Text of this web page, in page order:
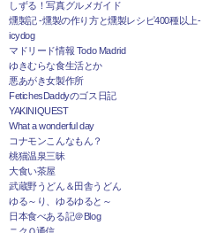
しずる！写真グルメガイド
燻製記 -燻製の作り方と燻製レシピ400種以上-
icydog
マドリード情報 Todo Madrid
ゆきむらな食生活とか
悪あがき女製作所
FetichesDaddyのゴス日記
YAKINIQUEST
What a wonderful day
コナモンこんなもん？
桃猫温泉三昧
大食い茶屋
武蔵野うどん＆田舎うどん
ゆる～り、ゆるゆると～
日本食べある記＠Blog